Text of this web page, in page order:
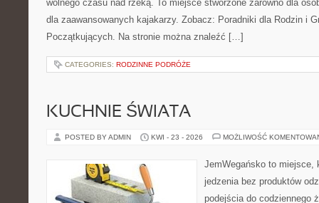
wolnego czasu nad rzeką. To miejsce stworzone zarówno dla
dla zaawansowanych kajakarzy. Zobacz: Poradniki dla Rodzin i
Początkujących. Na stronie można znaleźć […]
CATEGORIES: RODZINNE PODRÓŻE
KUCHNIE ŚWIATA
POSTED BY ADMIN KWI - 23 - 2026 MOŻLIWOŚĆ
JemWegańsko to miejsce,
jedzenia bez produktów
podejścia do codziennego